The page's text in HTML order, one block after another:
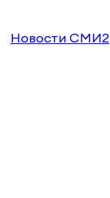
Новости СМИ2